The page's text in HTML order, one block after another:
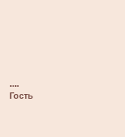
....
Гость